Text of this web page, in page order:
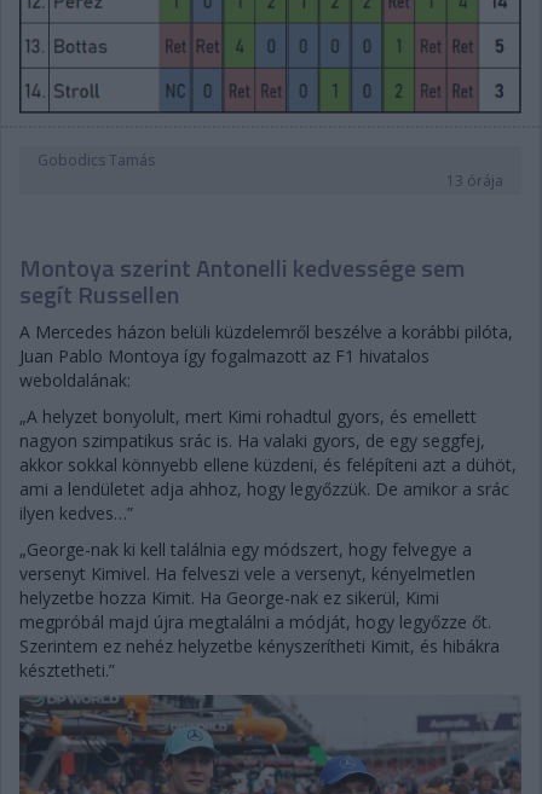
Gobodics Tamás
13 órája
Montoya szerint Antonelli kedvessége sem
segít Russellen
A Mercedes házon belüli küzdelemről beszélve a korábbi pilóta,
Juan Pablo Montoya így fogalmazott az F1 hivatalos
weboldalának:
„A helyzet bonyolult, mert Kimi rohadtul gyors, és emellett
nagyon szimpatikus srác is. Ha valaki gyors, de egy seggfej,
akkor sokkal könnyebb ellene küzdeni, és felépíteni azt a dühöt,
ami a lendületet adja ahhoz, hogy legyőzzük. De amikor a srác
ilyen kedves…”
„George-nak ki kell találnia egy módszert, hogy felvegye a
versenyt Kimivel. Ha felveszi vele a versenyt, kényelmetlen
helyzetbe hozza Kimit. Ha George-nak ez sikerül, Kimi
megpróbál majd újra megtalálni a módját, hogy legyőzze őt.
Szerintem ez nehéz helyzetbe kényszerítheti Kimit, és hibákra
késztetheti.”